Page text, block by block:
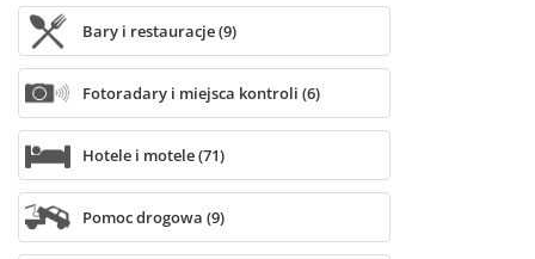
Bary i restauracje (9)
Fotoradary i miejsca kontroli (6)
Hotele i motele (71)
Pomoc drogowa (9)